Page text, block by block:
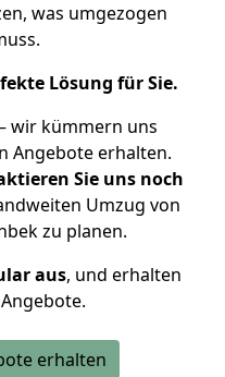
was umgezogen
Lösung für Sie.
wir kümmern uns
Angebote erhalten.
Sie uns noch
Umzug von
zu planen.
aus, und erhalten
erhalten